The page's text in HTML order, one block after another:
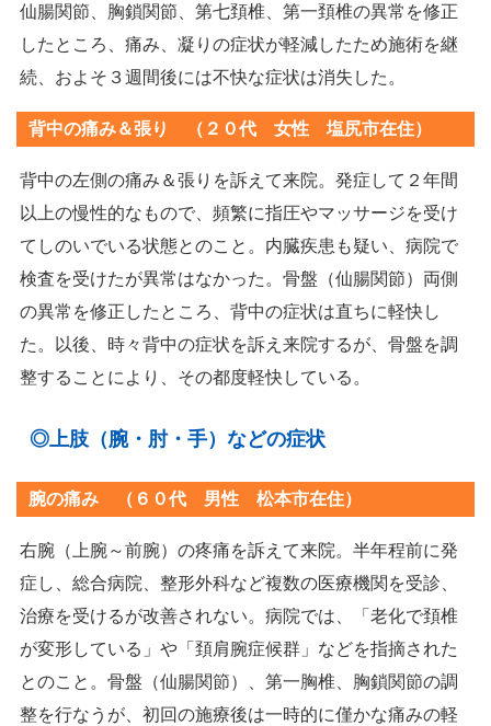
仙腸関節、胸鎖関節、第七頚椎、第一頚椎の異常を修正
したところ、痛み、凝りの症状が軽減したため施術を継
続、およそ３週間後には不快な症状は消失した。
背中の痛み＆張り （２０代 女性 塩尻市在住）
背中の左側の痛み＆張りを訴えて来院。発症して２年間
以上の慢性的なもので、頻繁に指圧やマッサージを受け
てしのいでいる状態とのこと。内臓疾患も疑い、病院で
検査を受けたが異常はなかった。骨盤（仙腸関節）両側
の異常を修正したところ、背中の症状は直ちに軽快し
た。以後、時々背中の症状を訴え来院するが、骨盤を調
整することにより、その都度軽快している。
◎上肢（腕・肘・手）などの症状
腕の痛み （６０代 男性 松本市在住）
右腕（上腕～前腕）の疼痛を訴えて来院。半年程前に発
症し、総合病院、整形外科など複数の医療機関を受診、
治療を受けるが改善されない。病院では、「老化で頚椎
が変形している」や「頚肩腕症候群」などを指摘された
とのこと。骨盤（仙腸関節）、第一胸椎、胸鎖関節の調
整を行なうが、初回の施療後は一時的に僅かな痛みの軽